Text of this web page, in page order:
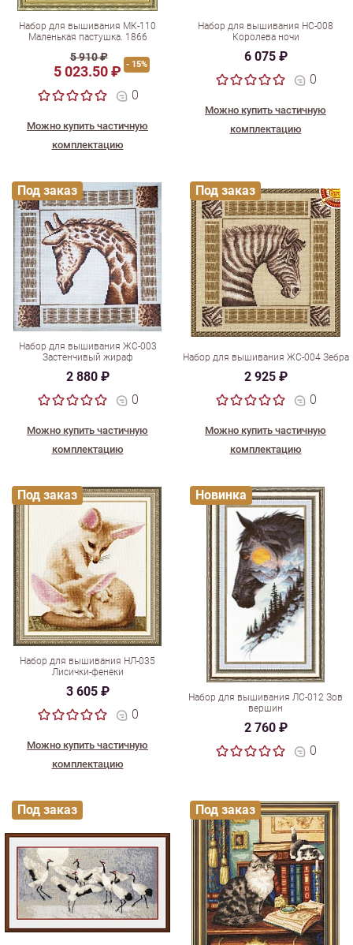
Набор для вышивания МК-110
Маленькая пастушка. 1866
5 910 ₽
5 023.50 ₽ - 15%
0
Можно купить частичную
комплектацию
Набор для вышивания НС-008
Королева ночи
6 075 ₽
0
Можно купить частичную
комплектацию
Набор для вышивания ЖС-003
Застенчивый жираф
2 880 ₽
0
Можно купить частичную
комплектацию
Под заказ
Набор для вышивания ЖС-004 Зебра
2 925 ₽
0
Можно купить частичную
комплектацию
Под заказ
Набор для вышивания НЛ-035
Лисички-фенеки
3 605 ₽
0
Можно купить частичную
комплектацию
Под заказ
Набор для вышивания ЛС-012 Зов
вершин
2 760 ₽
0
Новинка
Под заказ Под заказ